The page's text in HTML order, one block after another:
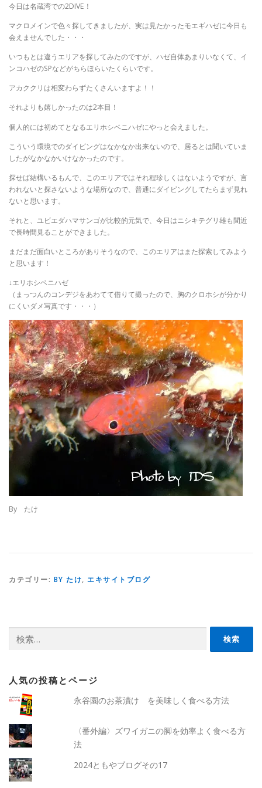
今日は名蔵湾での2DIVE！
マクロメインで色々探してきましたが、実は見たかったモエギハゼに今日も
会えませんでした・・・
いつもとは違うエリアを探してみたのですが、ハゼ自体あまりいなくて、イ
ンコハゼのSPなどがちらほらいたくらいです。
アカククリは相変わらずたくさんいますよ！！
それよりも嬉しかったのは2本目！
個人的には初めてとなるエリホシベニハゼにやっと会えました。
こういう環境でのダイビングはなかなか出来ないので、居るとは聞いていま
したがなかなかいけなかったのです。
探せば結構いるもんで、このエリアではそれ程珍しくはないようですが、言
われないと探さないような場所なので、普通にダイビングしてたらまず見れ
ないと思います。
それと、ユビエダハマサンゴが比較的元気で、今日はニシキテグリ雄も間近
で長時間見ることができました。
まだまだ面白いところがありそうなので、このエリアはまた探索してみよう
と思います！
↓エリホシベニハゼ
（まっつんのコンデジをあわてて借りて撮ったので、胸のクロホシが分かり
にくいダメ写真です・・・）
By たけ
カテゴリー: BY たけ, エキサイトブログ
索:
人気の投稿とページ
永谷園のお茶漬け を美味しく食べる方法
〈番外編〉ズワイガニの脚を効率よく食べる方
法
2024ともやブログその17